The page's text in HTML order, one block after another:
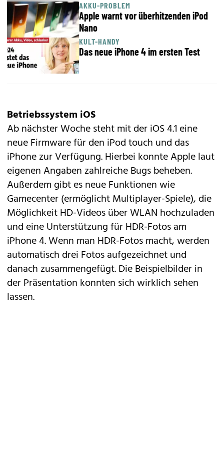
AKKU-PROBLEM
Apple warnt vor überhitzenden iPod
Nano
KULT-HANDY
Das neue iPhone 4 im ersten Test
Betriebssystem iOS
Ab nächster Woche steht mit der iOS 4.1 eine
neue Firmware für den iPod touch und das
iPhone zur Verfügung. Hierbei konnte Apple laut
eigenen Angaben zahlreiche Bugs beheben.
Außerdem gibt es neue Funktionen wie
Gamecenter (ermöglicht Multiplayer-Spiele), die
Möglichkeit HD-Videos über WLAN hochzuladen
und eine Unterstützung für HDR-Fotos am
iPhone 4. Wenn man HDR-Fotos macht, werden
automatisch drei Fotos aufgezeichnet und
danach zusammengefügt. Die Beispielbilder in
der Präsentation konnten sich wirklich sehen
lassen.